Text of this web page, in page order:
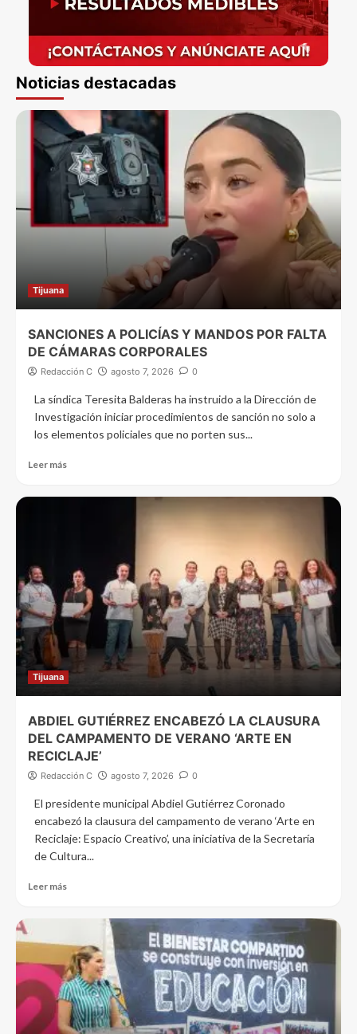
Noticias destacadas
Tijuana
SANCIONES A POLICÍAS Y MANDOS POR FALTA
DE CÁMARAS CORPORALES
Redacción C agosto 7, 2026 0
La síndica Teresita Balderas ha instruido a la Dirección de
Investigación iniciar procedimientos de sanción no solo a
los elementos policiales que no porten sus...
Leer más
Tijuana
ABDIEL GUTIÉRREZ ENCABEZÓ LA CLAUSURA
DEL CAMPAMENTO DE VERANO ‘ARTE EN
RECICLAJE’
Redacción C agosto 7, 2026 0
El presidente municipal Abdiel Gutiérrez Coronado
encabezó la clausura del campamento de verano ‘Arte en
Reciclaje: Espacio Creativo’, una iniciativa de la Secretaría
de Cultura...
Leer más